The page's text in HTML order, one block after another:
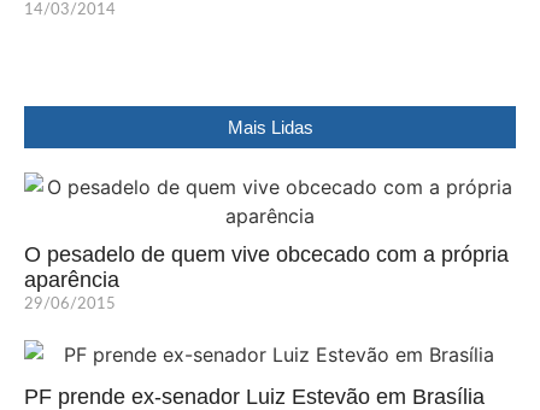
14/03/2014
Mais Lidas
O pesadelo de quem vive obcecado com a própria
aparência
29/06/2015
PF prende ex-senador Luiz Estevão em Brasília